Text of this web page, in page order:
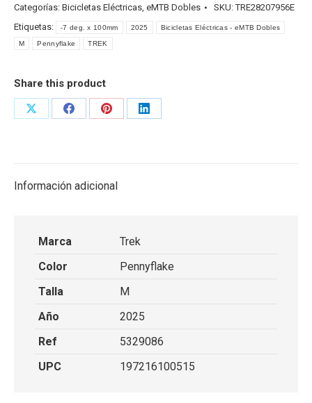
Categorías: Bicicletas Eléctricas, eMTB Dobles SKU:TRE28207956E
Etiquetas:
-7 deg. x 100mm 2025 Bicicletas Eléctricas - eMTB Dobles
M Pennyflake TREK
Share this product
Share
Share
Share
Share
Información adicional
Marca
Trek
Color
Pennyflake
Talla
M
Año
2025
Ref
5329086
UPC
197216100515